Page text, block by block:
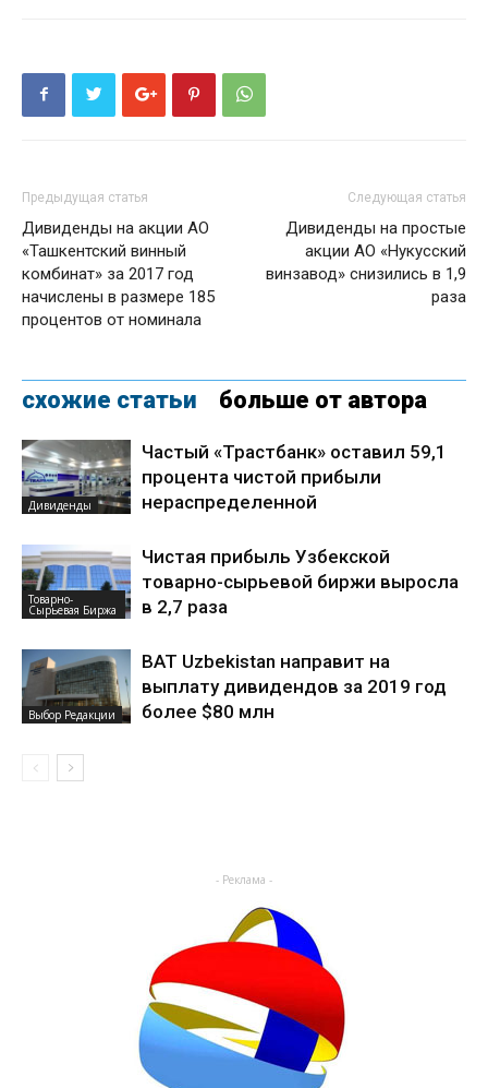
Предыдущая статья
Дивиденды на акции АО
«Ташкентский винный
комбинат» за 2017 год
начислены в размере 185
процентов от номинала
Следующая статья
Дивиденды на простые
акции АО «Нукусский
винзавод» снизились в 1,9
раза
схожие статьи больше от автора
Дивиденды
Частый «Трастбанк» оставил 59,1
процента чистой прибыли
нераспределенной
Товарно-
Сырьевая Биржа
Чистая прибыль Узбекской
товарно-сырьевой биржи выросла
в 2,7 раза
Выбор Редакции
BAT Uzbekistan направит на
выплату дивидендов за 2019 год
более $80 млн
- Реклама -